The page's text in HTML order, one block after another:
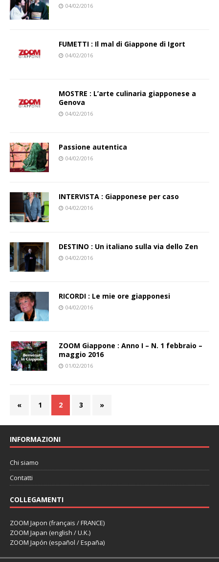
04/02/2016
FUMETTI : Il mal di Giappone di Igort
04/02/2016
MOSTRE : L’arte culinaria giapponese a
Genova
04/02/2016
Passione autentica
04/02/2016
INTERVISTA : Giapponese per caso
04/02/2016
DESTINO : Un italiano sulla via dello Zen
04/02/2016
RICORDI : Le mie ore giapponesi
04/02/2016
ZOOM Giappone : Anno I – N. 1 febbraio –
maggio 2016
01/02/2016
« 1 2 3 »
INFORMAZIONI
Chi siamo
Contatti
COLLEGAMENTI
ZOOM Japon (français / FRANCE)
ZOOM Japan (english / U.K.)
ZOOM Japón (español / España)